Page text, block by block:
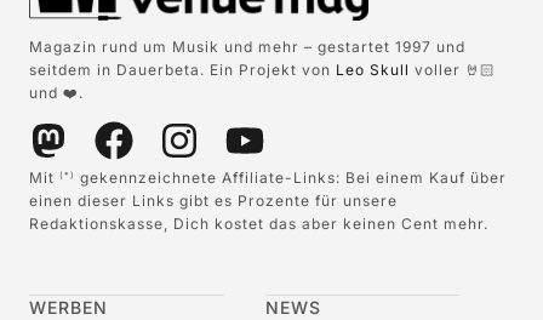
Magazin rund um Musik und mehr – gestartet 1997 und
seitdem in Dauerbeta. Ein Projekt von Leo Skull voller 🤘🏻
und ❤️.
Mit (*)
gekennzeichnete Affiliate-Links: Bei einem Kauf über
einen dieser Links gibt es Prozente für unsere
Redaktionskasse, Dich kostet das aber keinen Cent mehr.
WERBEN
NEWS